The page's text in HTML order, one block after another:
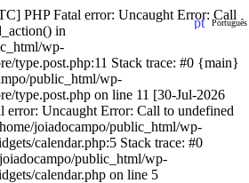
PHP Fatal error: Uncaught Error: Call
in
wp-
type.post.php:11 Stack trace: #0 {main}
public_html/wp-
type.post.php on line 11 [30-Jul-2026
error: Uncaught Error: Call to undefined
joiadocampo/public_html/wp-
calendar.php:5 Stack trace: #0
public_html/wp-
calendar.php on line 5
Português